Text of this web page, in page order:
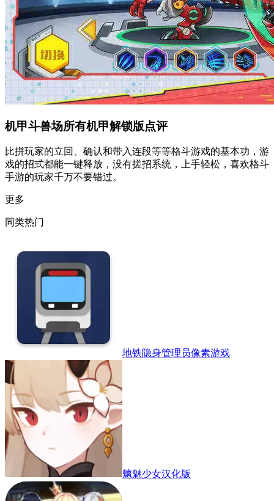
机甲斗兽场所有机甲解锁版点评
比拼玩家的立回、确认和带入连段等等格斗游戏的基本功，游
戏的招式都能一键释放，没有搓招系统，上手轻松，喜欢格斗
手游的玩家千万不要错过。
更多
同类热门
地铁隐身管理员像素游戏
魑魅少女汉化版